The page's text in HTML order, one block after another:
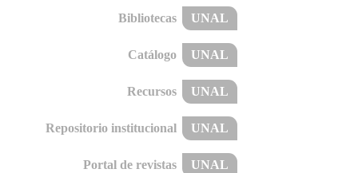
Bibliotecas UNAL
Catálogo UNAL
Recursos UNAL
Repositorio institucional UNAL
Portal de revistas UNAL